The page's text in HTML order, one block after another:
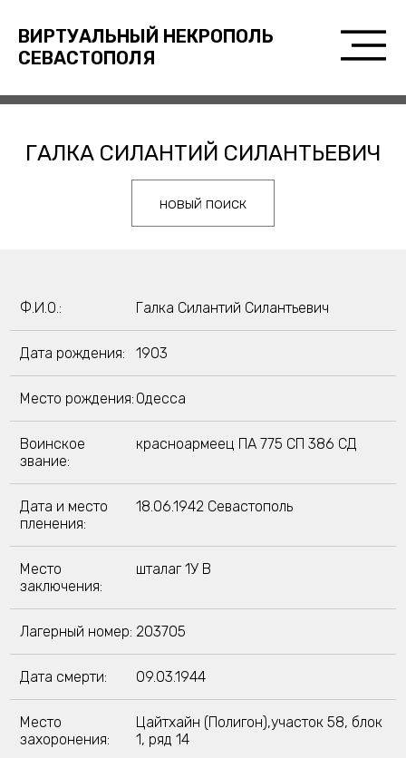
ВИРТУАЛЬНЫЙ НЕКРОПОЛЬ
СЕВАСТОПОЛЯ
ГАЛКА СИЛАНТИЙ СИЛАНТЬЕВИЧ
новый поиск
Ф.И.О.: Галка Силантий Силантьевич
Дата рождения: 1903
Место рождения: Одесса
Воинское
звание:
красноармеец ПА 775 СП 386 СД
Дата и место
пленения:
18.06.1942 Севастополь
Место
заключения:
шталаг 1У В
Лагерный номер: 203705
Дата смерти: 09.03.1944
Место
захоронения:
Цайтхайн (Полигон),участок 58, блок
1, ряд 14